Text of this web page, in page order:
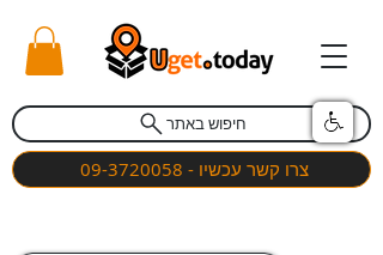
חיפוש באתר
צרו קשר עכשיו - 09-3720058